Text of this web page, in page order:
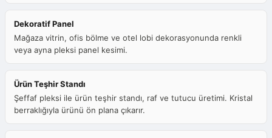
Dekoratif Panel
Mağaza vitrin, ofis bölme ve otel lobi dekorasyonunda renkli
veya ayna pleksi panel kesimi.
Ürün Teşhir Standı
Şeffaf pleksi ile ürün teşhir standı, raf ve tutucu üretimi. Kristal
berraklığıyla ürünü ön plana çıkarır.